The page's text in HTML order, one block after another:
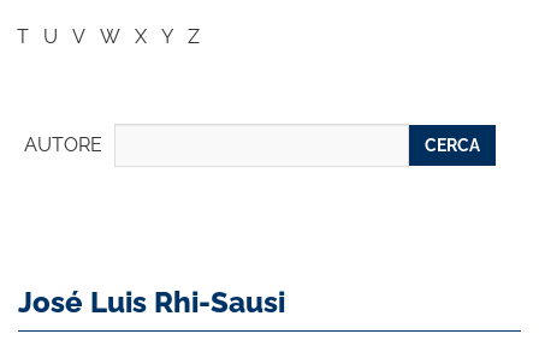
T U V W X Y Z
AUTORE CERCA
José Luis Rhi-Sausi